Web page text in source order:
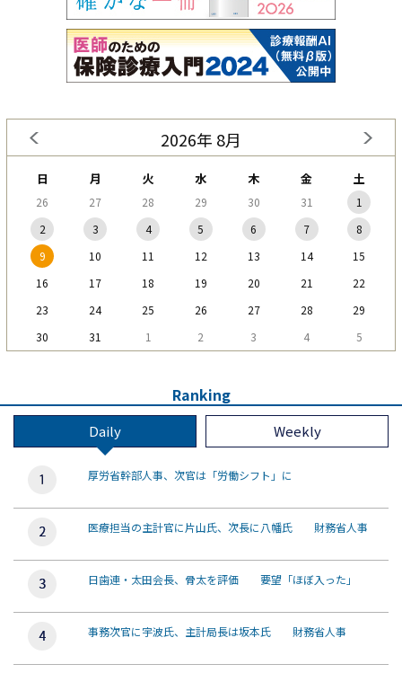
2026年 8月
日 月 火 水 木 金 土
26 27 28 29 30 31
1
2
3 4 5 6 7
8
9
10 11 12 13 14
15
16
17 18 19 20 21
22
23
24 25 26 27 28
29
30
31 1 2 3 4 5
Ranking
Daily Weekly
厚労省幹部人事、次官は「労働シフト」に
医療担当の主計官に片山氏、次長に八幡氏 財務省人事
日歯連・太田会長、骨太を評価 要望「ほぼ入った」
事務次官に宇波氏、主計局長は坂本氏 財務省人事